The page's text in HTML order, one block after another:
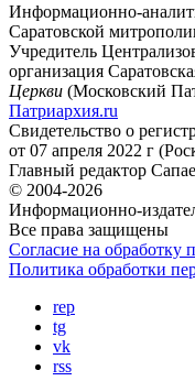
Информационно-
Саратовской
Учредитель
организация
Церкви (Московский
Патриархия.ru
Свидетельство о
от 07 апреля 2022 г
Главный редактор
© 2004-2026
Информационно-
Все права защищены
Согласие на обработку
Политика обработки
rep
tg
vk
rss